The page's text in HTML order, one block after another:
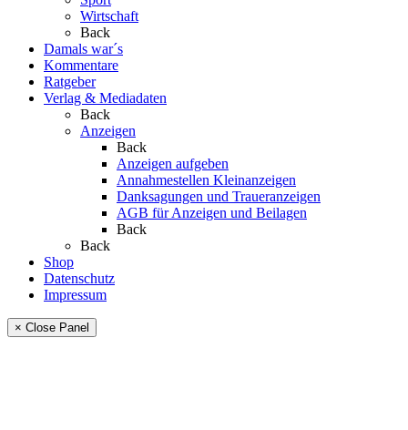
Wirtschaft
Back
Damals war´s
Kommentare
Ratgeber
Verlag & Mediadaten
Back
Anzeigen
Back
Anzeigen aufgeben
Annahmestellen Kleinanzeigen
Danksagungen und Traueranzeigen
AGB für Anzeigen und Beilagen
Back
Back
Shop
Datenschutz
Impressum
× Close Panel